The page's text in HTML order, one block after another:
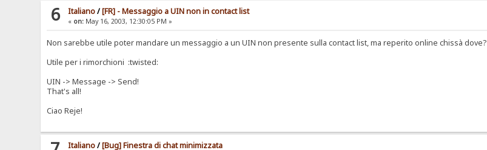
6 Italiano/[FR] - Messaggio a UIN non in contact list
« on: May 16, 2003, 12:30:05 PM »
Non sarebbe utile poter mandare un messaggio a un UIN non presente sulla contact list, ma reperito online chissà dove?
Utile per i rimorchioni :twisted:
UIN -> Message -> Send!
That's all!
Ciao Reje!
Italiano/[Bug] Finestra di chat minimizzata